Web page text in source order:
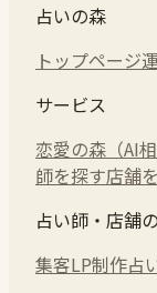
占いの森
トップページ
サービス
恋愛の森（AI相
師を探す店舗
占い師・店舗
集客LP制作占